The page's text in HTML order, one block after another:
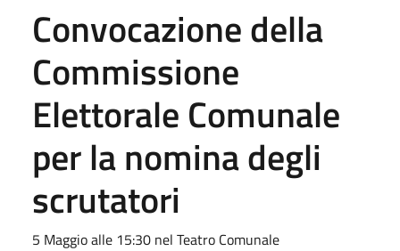
Convocazione della
Commissione
Elettorale Comunale
per la nomina degli
scrutatori
5 Maggio alle 15:30 nel Teatro Comunale